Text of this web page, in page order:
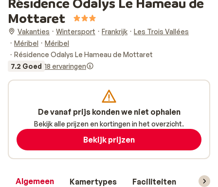
Mottaret
Vakanties Wintersport Frankrijk
Les Trois Vallées
Méribel
Méribel
Résidence Odalys Le Hameau de Mottaret
7.2 Goed 18 ervaringen
Algemeen Kamertypes Faciliteiten
De vanaf prijs konden we niet ophalen
Bekijk alle prijzen en kortingen in het overzicht.
Bekijk prijzen